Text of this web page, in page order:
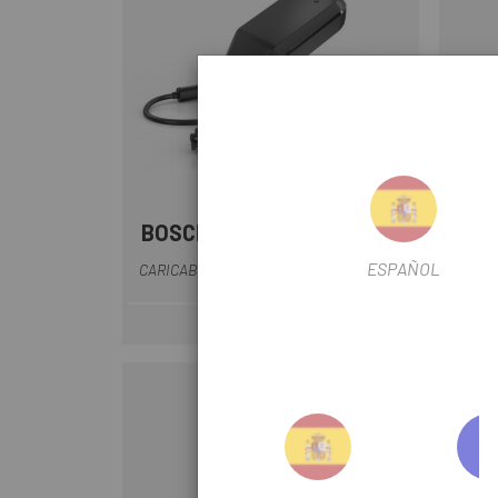
BOSCH
CARICABATTERIE BOSCH 4A 220-240 VESPAÑOL